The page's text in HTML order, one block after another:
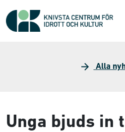
Alla
Unga bjuds in